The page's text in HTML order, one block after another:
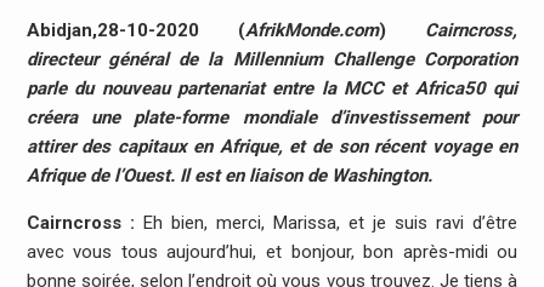
Abidjan,28-10-2020 (AfrikMonde.com)
Cairncross,
directeur général de la Millennium Challenge Corporation
parle du nouveau partenariat entre la MCC et Africa50 qui
créera une plate-forme mondiale d’investissement pour
attirer des capitaux en Afrique, et de son récent voyage en
Afrique de l’Ouest. Il est en liaison de Washington.
Cairncross : Eh bien, merci, Marissa, et je suis ravi d’être
avec vous tous aujourd’hui, et bonjour, bon après-midi ou
bonne soirée, selon l’endroit où vous vous trouvez. Je tiens à